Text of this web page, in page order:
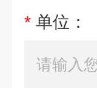
* 单位：